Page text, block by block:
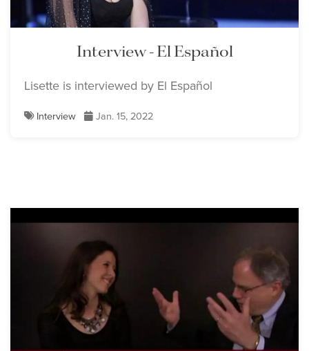
Interview - El Español
Lisette is interviewed by El Español
Interview Jan. 15, 2022